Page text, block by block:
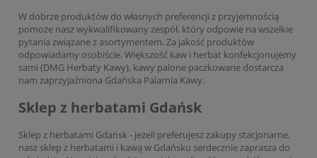
W dobrze produktów do własnych preferencji z przyjemnością
pomoże nasz wykwalifikowany zespół, który odpowie na wszelkie
pytania związane z asortymentem. Za jakość produktów
odpowiadamy osobiście. Większość kaw i herbat konfekcjonujemy
sami (DMG Herbaty Kawy), kawy palone paczkowane dostarcza
nam zaprzyjaźniona Gdańska Palarnia Kawy.
Sklep z herbatami Gdańsk
Sklep z herbatami Gdańsk - jeżeli preferujesz zakupy stacjonarne,
nasz sklep z herbatami i kawą w Gdańsku serdecznie zaprasza do